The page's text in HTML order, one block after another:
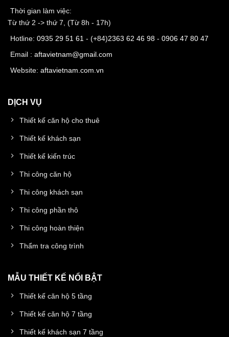
Thời gian làm việc:
Từ thứ 2 -> thứ 7, (Từ 8h - 17h)
Hotline: 0935 29 51 61 - (+84)2363 62 46 98 - 0906 47 80 47
Email : aftavietnam@gmail.com
Website: aftavietnam.com.vn
DỊCH VỤ
Thiết kế căn hộ cho thuê
Thiết kế khách sạn
Thiết kế kiến trúc
Thi công căn hộ
Thi công khách sạn
Thi công phần thô
Thi công hoàn thiện
Thẩm tra công trình
MẪU THIẾT KẾ NỔI BẬT
Thiết kế căn hộ 5 tầng
Thiết kế căn hộ 7 tầng
Thiết kế khách sạn 7 tầng